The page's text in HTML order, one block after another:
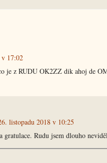
17:02
je z RUDU OK2ZZ dik ahoj de
listopadu 2018 v 10:25
Rudu jsem dlouho